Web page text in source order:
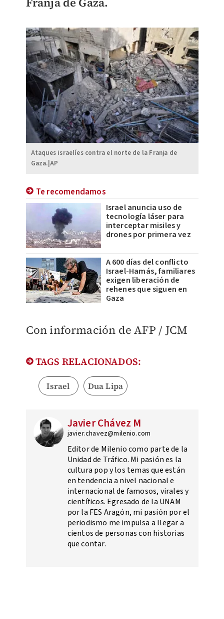
Ataques israelíes contra el norte de la Franja de
Gaza.|AP
Te recomendamos
Israel anuncia uso de
tecnología láser para
interceptar misiles y
drones por primera vez
A 600 días del conflicto
Israel-Hamás, familiares
exigen liberación de
rehenes que siguen en
Gaza
Con información de AFP / JCM
TAGS RELACIONADOS:
Israel Dua Lipa
Javier Chávez M
javier.chavez@milenio.com
Editor de Milenio como parte de la
Unidad de Tráfico. Mi pasión es la
cultura pop y los temas que están
en tendencia a nivel nacional e
internacional de famosos, virales y
científicos. Egresado de la UNAM
por la FES Aragón, mi pasión por el
periodismo me impulsa a llegar a
cientos de personas con historias
que contar.